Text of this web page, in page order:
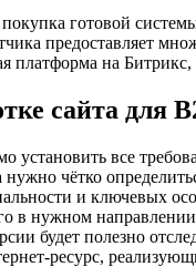
готовой
предоставляет
платформа на
сайта для
установить все
чётко
и ключевых
в нужном
будет полезно
ресурс,